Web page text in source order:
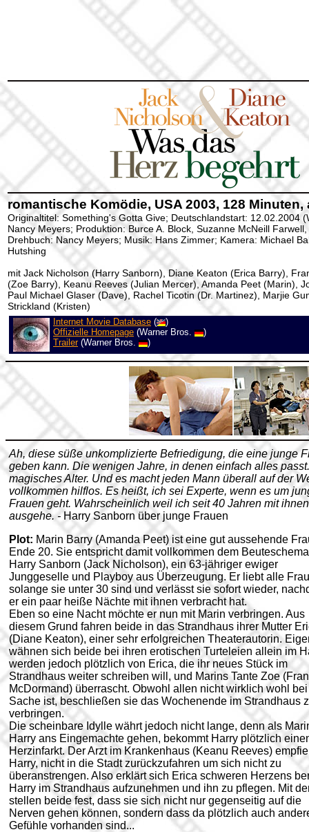
romantische Komödie, USA 2003, 128 Minuten,
Originaltitel: Something's Gotta Give; Deutschlandstart: 12.02.2004
Nancy Meyers; Produktion: Burce A. Block, Suzanne McNeill
Drehbuch: Nancy Meyers; Musik: Hans Zimmer; Kamera: Michael
Hutshing
mit Jack Nicholson (Harry Sanborn), Diane Keaton (Erica Barry),
(Zoe Barry), Keanu Reeves (Julian Mercer), Amanda Peet (Marin),
Paul Michael Glaser (Dave), Rachel Ticotin (Dr. Martinez), Marjie
Strickland (Kristen)
Internet Movie Database (
)
Offizielle Homepage (Warner Bros.
)
Trailer(Warner Bros. )
Ah, diese süße unkomplizierte Befriedigung, die eine junge
geben kann. Die wenigen Jahre, in denen einfach alles
magisches Alter. Und es macht jeden Mann überall auf der
vollkommen hilflos. Es heißt, ich sei Experte, wenn es um
Frauen geht. Wahrscheinlich weil ich seit 40 Jahren mit ihnen
ausgehe. -Harry Sanborn über junge Frauen
Plot: Marin Barry (Amanda Peet) ist eine gut aussehende
Ende 20. Sie entspricht damit vollkommen dem
Harry Sanborn (Jack Nicholson), ein 63-jähriger ewiger
Junggeselle und Playboy aus Überzeugung. Er liebt alle
solange sie unter 30 sind und verlässt sie sofort wieder,
er ein paar heiße Nächte mit ihnen verbracht hat.
Eben so eine Nacht möchte er nun mit Marin verbringen. Aus
diesem Grund fahren beide in das Strandhaus ihrer Mutter
(Diane Keaton), einer sehr erfolgreichen Theaterautorin.
wähnen sich beide bei ihren erotischen Turteleien allein im
werden jedoch plötzlich von Erica, die ihr neues Stück im
Strandhaus weiter schreiben will, und Marins Tante Zoe
McDormand) überrascht. Obwohl allen nicht wirklich wohl
Sache ist, beschließen sie das Wochenende im Strandhaus
verbringen.
Die scheinbare Idylle währt jedoch nicht lange, denn als
Harry ans Eingemachte gehen, bekommt Harry plötzlich
Herzinfarkt. Der Arzt im Krankenhaus (Keanu Reeves)
Harry, nicht in die Stadt zurückzufahren um sich nicht zu
überanstrengen. Also erklärt sich Erica schweren Herzens
Harry im Strandhaus aufzunehmen und ihn zu pflegen. Mit
stellen beide fest, dass sie sich nicht nur gegenseitig auf die
Nerven gehen können, sondern dass da plötzlich auch
Gefühle vorhanden sind...